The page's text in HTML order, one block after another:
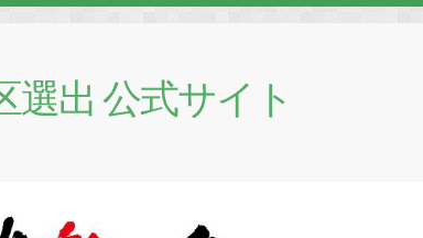
選出 公式サイト